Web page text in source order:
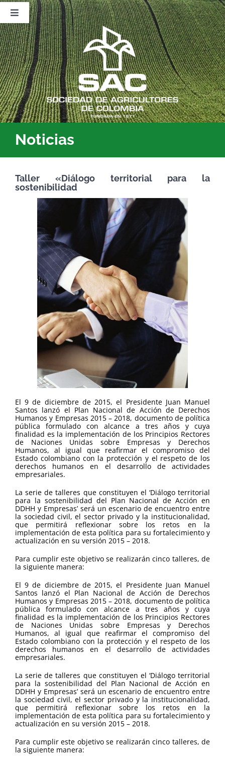
Saltar
contenido
Toggle
Navigation
Nosotros
Publicaciones
Sala de Prensa
Eventos
Noticias
Taller «Diálogo territorial para la
sostenibilidad
El 9 de diciembre de 2015, el Presidente Juan Manuel
Santos lanzó el Plan Nacional de Acción de Derechos
Humanos y Empresas 2015 – 2018, documento de política
pública formulado con alcance a tres años y cuya
finalidad es la implementación de los Principios Rectores
de Naciones Unidas sobre Empresas y Derechos
Humanos, al igual que reafirmar el compromiso del
Estado colombiano con la protección y el respeto de los
derechos humanos en el desarrollo de actividades
empresariales.
La serie de talleres que constituyen el ‘Diálogo territorial
para la sostenibilidad del Plan Nacional de Acción en
DDHH y Empresas’ será un escenario de encuentro entre
la sociedad civil, el sector privado y la institucionalidad,
que permitirá reflexionar sobre los retos en la
implementación de esta política para su fortalecimiento y
actualización en su versión 2015 – 2018.
Para cumplir este objetivo se realizarán cinco talleres, de
la siguiente manera:
El 9 de diciembre de 2015, el Presidente Juan Manuel
Santos lanzó el Plan Nacional de Acción de Derechos
Humanos y Empresas 2015 – 2018, documento de política
pública formulado con alcance a tres años y cuya
finalidad es la implementación de los Principios Rectores
de Naciones Unidas sobre Empresas y Derechos
Humanos, al igual que reafirmar el compromiso del
Estado colombiano con la protección y el respeto de los
derechos humanos en el desarrollo de actividades
empresariales.
La serie de talleres que constituyen el ‘Diálogo territorial
para la sostenibilidad del Plan Nacional de Acción en
DDHH y Empresas’ será un escenario de encuentro entre
la sociedad civil, el sector privado y la institucionalidad,
que permitirá reflexionar sobre los retos en la
implementación de esta política para su fortalecimiento y
actualización en su versión 2015 – 2018.
Para cumplir este objetivo se realizarán cinco talleres, de
la siguiente manera: